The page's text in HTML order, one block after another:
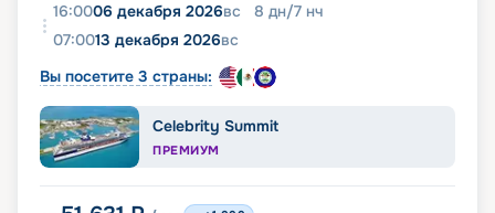
16:0006 декабря 2026вс 8 дн/7 нч
07:0013 декабря 2026вс
Вы посетите 3 страны:
Celebrity Summit
ПРЕМИУМ